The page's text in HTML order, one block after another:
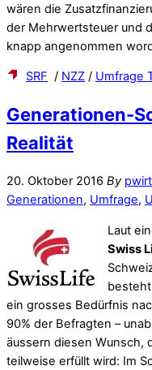
wären die
der Mehrwertsteuer und
knapp angenommen
SRF / NZZ / Umfrage
Generationen-
Realität
20. Oktober 2016 By
Generationen, Umfrage,
Laut
Swiss
ein grosses Bedürfnis
90% der Befragten –
äussern diesen Wunsch,
teilweise erfüllt wird: Im